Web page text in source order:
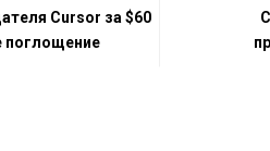
Cursor за $60
поглощение